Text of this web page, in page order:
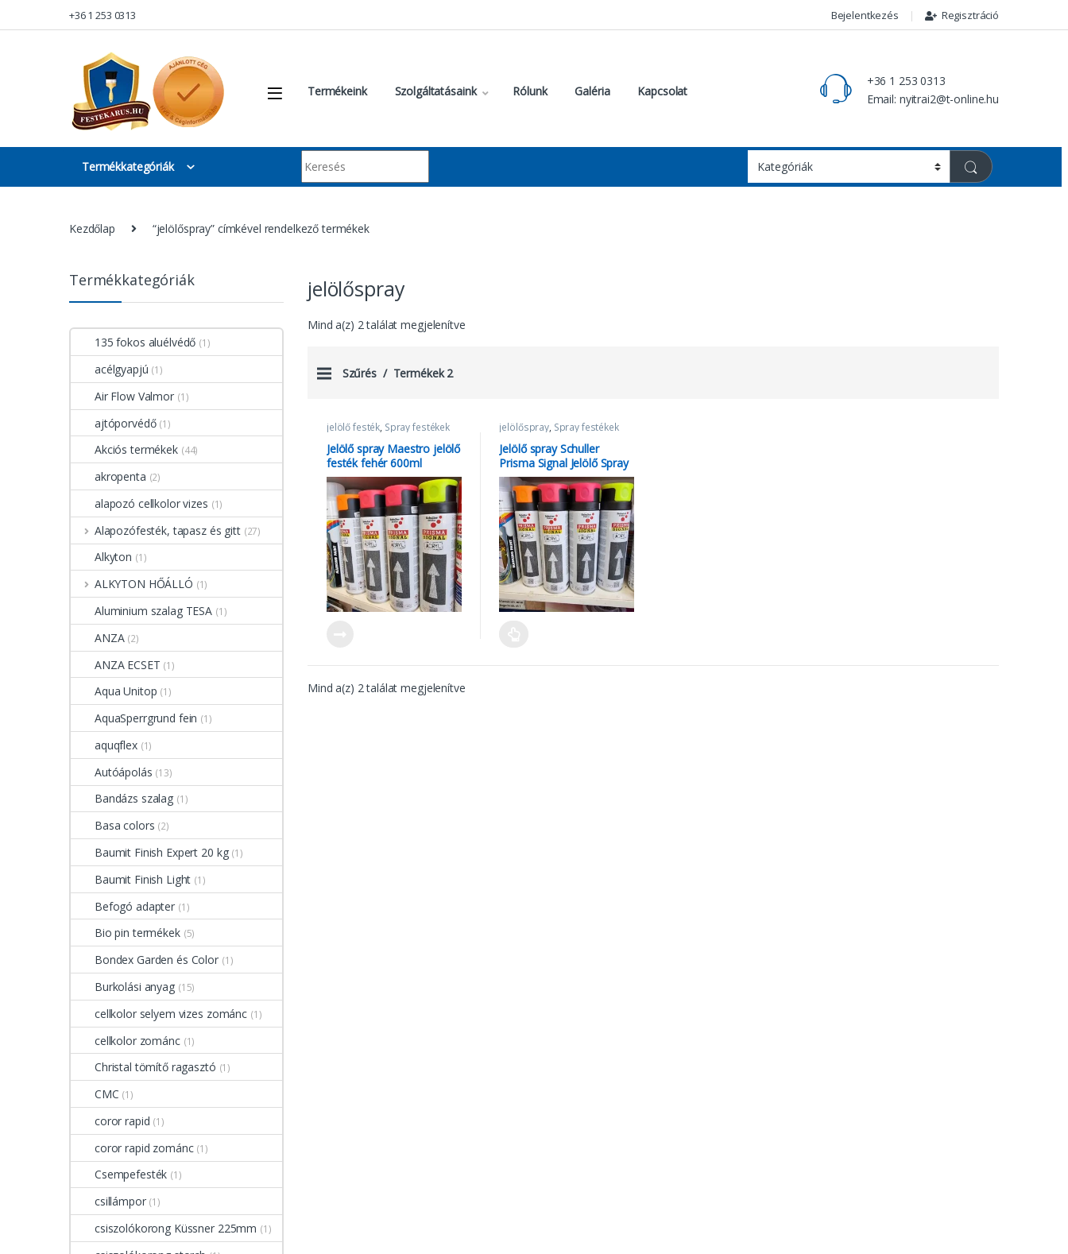
Skip to navigation
Skip to content+36 1 253 0313 Bejelentkezés Regisztráció
Termékeink Szolgáltatásaink Rólunk Galéria Kapcsolat
+36 1 253 0313
Email: nyitrai2@t-online.hu
Termékkategóriák
Kezdőlap “jelölőspray” címkével rendelkező termékek
jelölőspray
Mind a(z) 2 találat megjelenítve
Szűrés Termékek 2
jelölő festék, Spray festékek
Jelölő spray Maestro jelölő
festék fehér 600ml
jelölőspray, Spray festékek
Jelölő spray Schuller
Prisma Signal Jelölő Spray
500ml
Mind a(z) 2 találat megjelenítve
Termékkategóriák
135 fokos aluélvédő (1)
acélgyapjú (1)
Air Flow Valmor (1)
ajtóporvédő (1)
Akciós termékek (44)
akropenta (2)
alapozó cellkolor vizes (1)
Alapozófesték, tapasz és gitt (27)
Alkyton (1)
ALKYTON HŐÁLLÓ (1)
Aluminium szalag TESA (1)
ANZA (2)
ANZA ECSET (1)
Aqua Unitop (1)
AquaSperrgrund fein (1)
aquqflex (1)
Autóápolás (13)
Bandázs szalag (1)
Basa colors (2)
Baumit Finish Expert 20 kg (1)
Baumit Finish Light (1)
Befogó adapter (1)
Bio pin termékek (5)
Bondex Garden és Color (1)
Burkolási anyag (15)
cellkolor selyem vizes zománc (1)
cellkolor zománc (1)
Christal tömítő ragasztó (1)
CMC (1)
coror rapid (1)
coror rapid zománc (1)
Csempefesték (1)
csillámpor (1)
csiszolókorong Küssner 225mm (1)